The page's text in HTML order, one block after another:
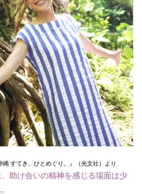
縄 すてき、ひとめぐり。』（光文社）より
助け合いの精神を感じる場面は少